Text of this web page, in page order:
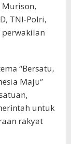
TNI-Polri,
perwakilan
“Bersatu,
Maju”
untuk
rakyat